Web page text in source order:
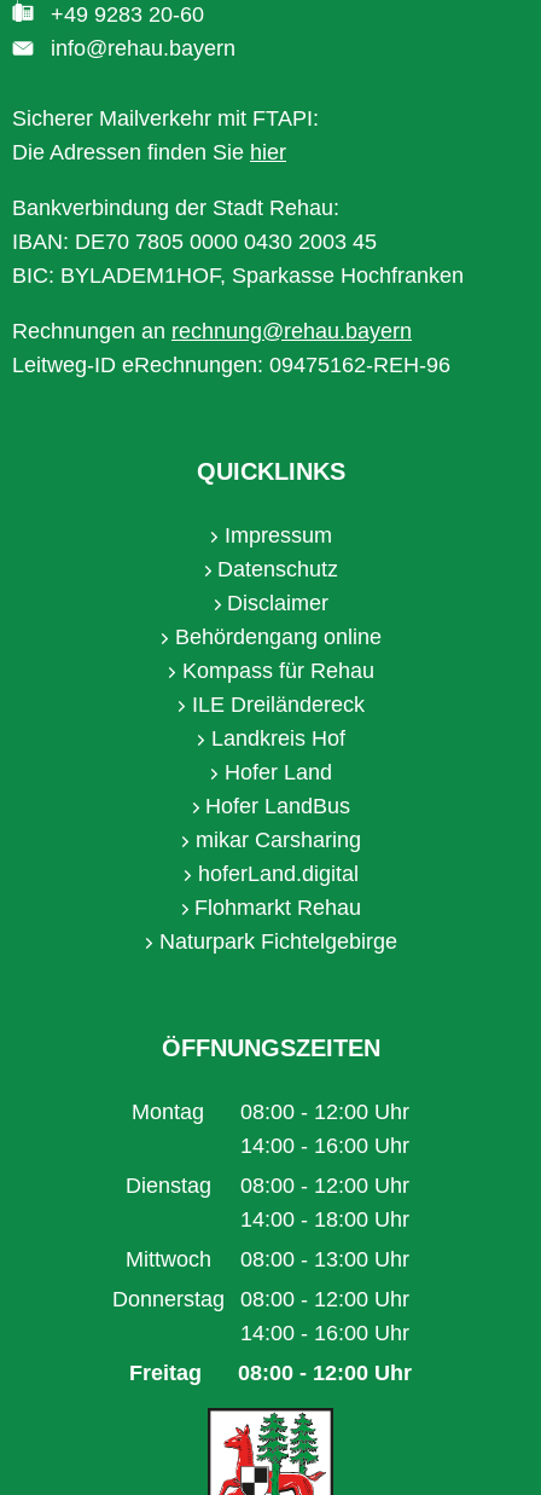
+49 9283 20-60
info@rehau.bayern
Sicherer Mailverkehr mit FTAPI:
Die Adressen finden Sie hier
Bankverbindung der Stadt Rehau:
IBAN: DE70 7805 0000 0430 2003 45
BIC: BYLADEM1HOF, Sparkasse Hochfranken
Rechnungen an rechnung@rehau.bayern
Leitweg-ID eRechnungen: 09475162-REH-96
QUICKLINKS
Impressum
Datenschutz
Disclaimer
Behördengang online
Kompass für Rehau
ILE Dreiländereck
Landkreis Hof
Hofer Land
Hofer LandBus
mikar Carsharing
hoferLand.digital
Flohmarkt Rehau
Naturpark Fichtelgebirge
ÖFFNUNGSZEITEN
Montag 08:00 - 12:00 Uhr
Von 08:00 bis 12:00 Uhr
14:00 - 16:00 Uhr
Von 14:00 bis 16:00 Uhr
Dienstag 08:00 - 12:00 Uhr
Von 08:00 bis 12:00 Uhr
14:00 - 18:00 Uhr
Von 14:00 bis 18:00 Uhr
Mittwoch 08:00 - 13:00 Uhr
Von 08:00 bis 13:00 Uhr
Donnerstag 08:00 - 12:00 Uhr
Von 08:00 bis 12:00 Uhr
14:00 - 16:00 Uhr
Von 14:00 bis 16:00 Uhr
Freitag 08:00 - 12:00 Uhr
Von 08:00 bis 12:00 Uhr